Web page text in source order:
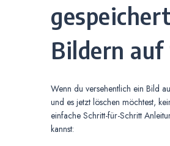
Bildern auf
Wenn du versehentlich ein Bild
und es jetzt löschen möchtest,
einfache Schritt-für-Schritt
kannst: